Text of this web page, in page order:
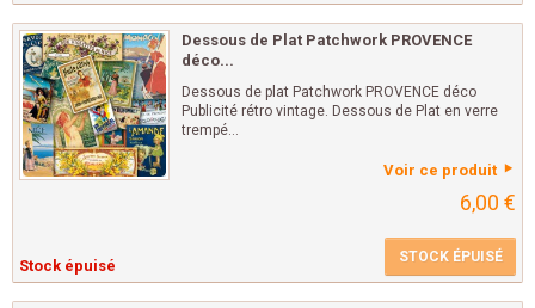
Dessous de Plat Patchwork PROVENCE
déco...
Dessous de plat Patchwork PROVENCE déco
Publicité rétro vintage. Dessous de Plat en verre
trempé...
Voir ce produit
6,00 €
Stock épuisé STOCK ÉPUISÉ